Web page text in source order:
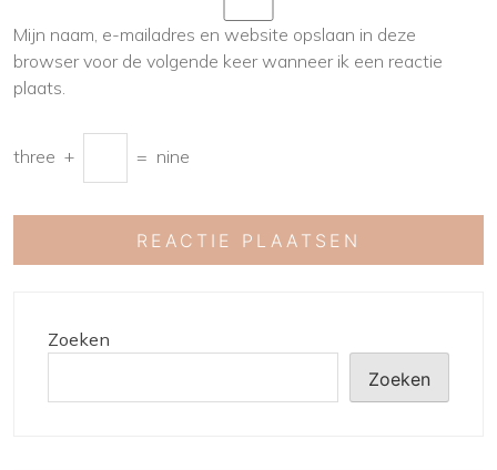
Mijn naam, e-mailadres en website opslaan in deze
browser voor de volgende keer wanneer ik een reactie
plaats.
three + = nine
Zoeken
Zoeken